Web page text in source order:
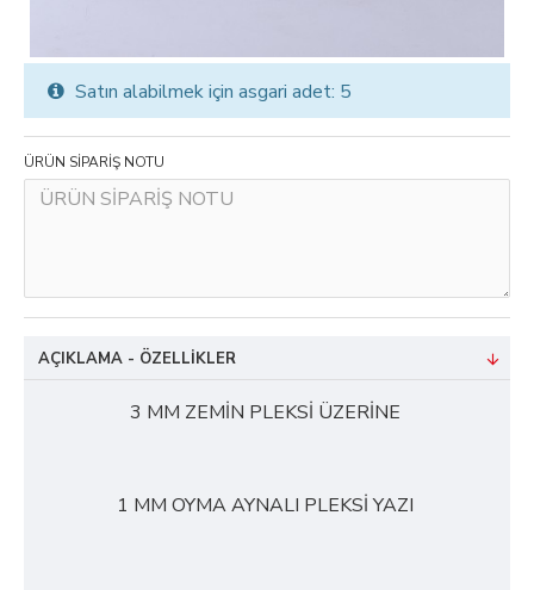
ÜRÜN SİPARİŞ NOTU
Satın alabilmek için asgari adet: 5
AÇIKLAMA - ÖZELLIKLER
3 MM ZEMİN PLEKSİ ÜZERİNE
1 MM OYMA AYNALI PLEKSİ YAZI